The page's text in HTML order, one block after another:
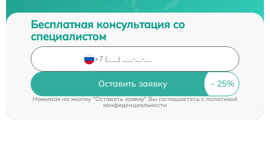
Бесплатная консультация со
специалистом
Оставить заявку
Нажимая на кнопку "Оставить заявку" Вы соглашаетесь cполитикой
конфиденциальности